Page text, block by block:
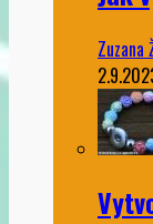
Zuzana